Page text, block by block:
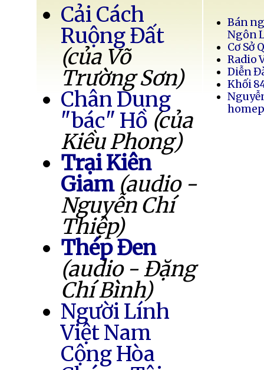
Cải Cách
Ruộng Đất
(của Võ
Trường Sơn)
Chân Dung
"bác" Hồ (của
Kiều Phong)
Trại Kiên
Giam (audio -
Nguyễn Chí
Thiệp)
Thép Đen
(audio - Đặng
Chí Bình)
Người Lính
Việt Nam
Cộng Hòa
Bán
Ngôn
Cơ Sở
Radio
Diễn
Khối